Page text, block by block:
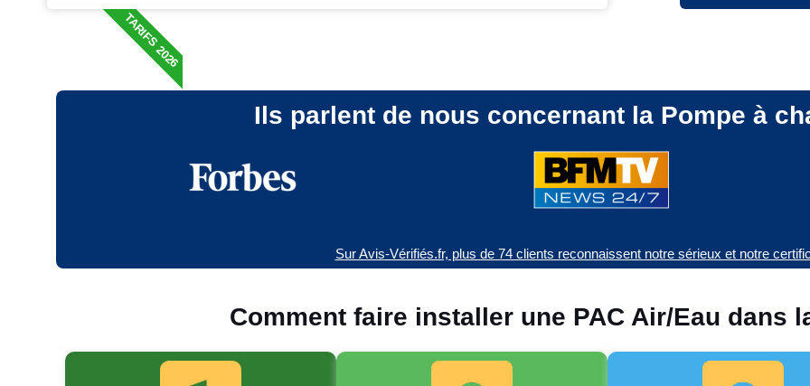
TARIFS 2026
Ils parlent de nous concernant la Pompe à
Sur Avis-Vérifiés.fr, plus de 74 clients reconnaissent notre sérieux et notre
Comment faire installer une PAC Air/Eau dans